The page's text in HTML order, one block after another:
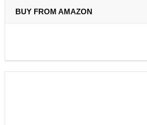
BUY FROM AMAZON